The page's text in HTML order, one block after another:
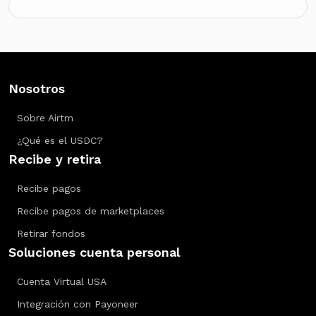
Nosotros
Sobre Airtm
¿Qué es el USDC?
Recibe y retira
Recibe pagos
Recibe pagos de marketplaces
Retirar fondos
Soluciones cuenta personal
Cuenta Virtual USA
Integración con Payoneer